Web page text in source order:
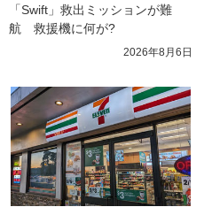
「Swift」救出ミッションが難
航　救援機に何が?
2026年8月6日